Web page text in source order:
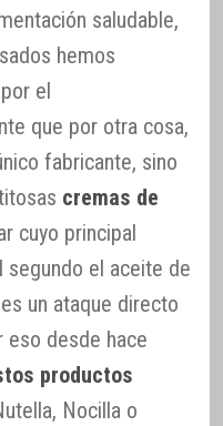
saludable,
hemos
el
que por otra cosa,
fabricante, sino
cremas de
cuyo principal
segundo el aceite de
un ataque directo
eso desde hace
productos
Nocilla o